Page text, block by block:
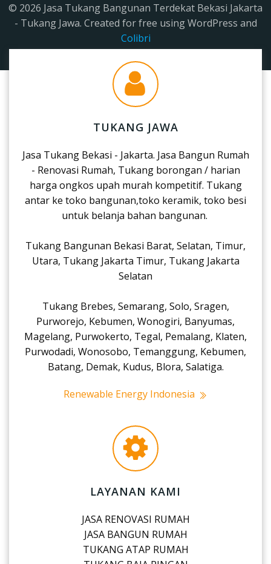
© 2026 Jasa Tukang Bangunan Terdekat Bekasi Jakarta
- Tukang Jawa. Created for free using WordPress and
Colibri
TUKANG JAWA
Jasa Tukang Bekasi - Jakarta. Jasa Bangun Rumah
- Renovasi Rumah, Tukang borongan / harian
harga ongkos upah murah kompetitif. Tukang
antar ke toko bangunan,toko keramik, toko besi
untuk belanja bahan bangunan.
Tukang Bangunan Bekasi Barat, Selatan, Timur,
Utara, Tukang Jakarta Timur, Tukang Jakarta
Selatan
Tukang Brebes, Semarang, Solo, Sragen,
Purworejo, Kebumen, Wonogiri, Banyumas,
Magelang, Purwokerto, Tegal, Pemalang, Klaten,
Purwodadi, Wonosobo, Temanggung, Kebumen,
Batang, Demak, Kudus, Blora, Salatiga.
Renewable Energy Indonesia
LAYANAN KAMI
JASA RENOVASI RUMAH
JASA BANGUN RUMAH
TUKANG ATAP RUMAH